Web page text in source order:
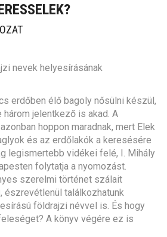
?
nevek helyesírásának
erdőben élő bagoly nősülni készül,
jelentkező is akad. A
hoppon maradnak, mert Elek
és az erdőlakók a keresésére
legismertebb vidékei felé, I. Mihály
folytatja a nyomozást.
szerelmi történet szálait
észrevétlenül találkozhatunk
földrajzi névvel is. És hogy
A könyv végére ez is